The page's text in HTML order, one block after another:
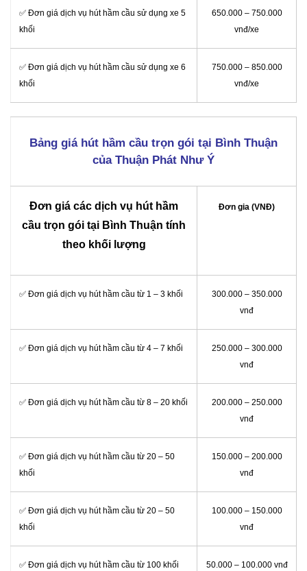
✅ Đơn giá dịch vụ hút hầm cầu sử dụng xe 5
khối
650.000 – 750.000
vnđ/xe
✅ Đơn giá dịch vụ hút hầm cầu sử dụng xe 6
khối
750.000 – 850.000
vnđ/xe
Bảng giá hút hầm cầu trọn gói tại Bình Thuận
của Thuận Phát Như Ý
Đơn giá các dịch vụ hút hầm
cầu trọn gói tại Bình Thuận tính
theo khối lượng
Đơn gia (VNĐ)
✅ Đơn giá dịch vụ hút hầm cầu từ 1 – 3 khối
300.000 – 350.000
vnđ
✅ Đơn giá dịch vụ hút hầm cầu từ 4 – 7 khối
250.000 – 300.000
vnđ
✅ Đơn giá dịch vụ hút hầm cầu từ 8 – 20 khối
200.000 – 250.000
vnđ
✅ Đơn giá dịch vụ hút hầm cầu từ 20 – 50
khối
150.000 – 200.000
vnđ
✅ Đơn giá dịch vụ hút hầm cầu từ 20 – 50
khối
100.000 – 150.000
vnđ
✅ Đơn giá dịch vụ hút hầm cầu từ 100 khối
50.000 – 100.000 vnđ